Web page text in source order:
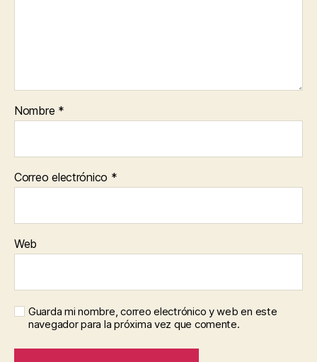
Nombre *
Correo electrónico *
Web
Guarda mi nombre, correo electrónico y web en este
navegador para la próxima vez que comente.